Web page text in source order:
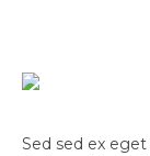
Sed sed ex